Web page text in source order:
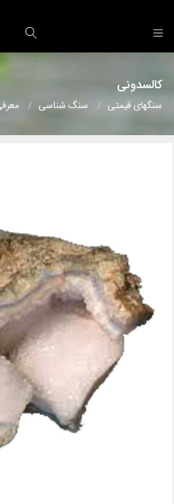
کالسدونی
سنگهای قیمتی سنگ شناسی